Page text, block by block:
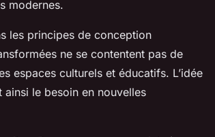
modernes.
les principes de conception
ne se contentent pas de
espaces culturels et éducatifs. L’idée
ainsi le besoin en nouvelles